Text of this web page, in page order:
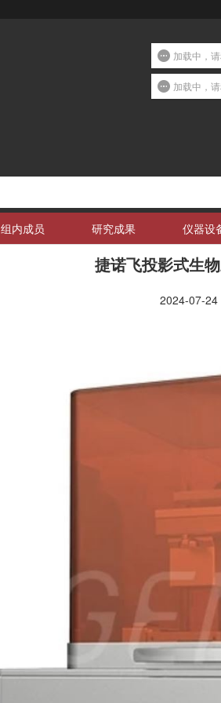
组内成员 研究成果 仪器设
捷诺飞投影式生
2024-07-24
加载中，请
加载中，请